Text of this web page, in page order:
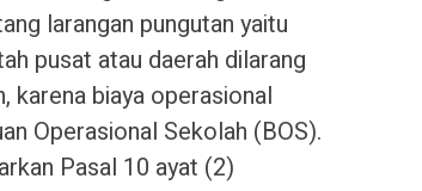
larangan pungutan yaitu
pusat atau daerah dilarang
karena biaya operasional
Operasional Sekolah (BOS).
Pasal 10 ayat (2)